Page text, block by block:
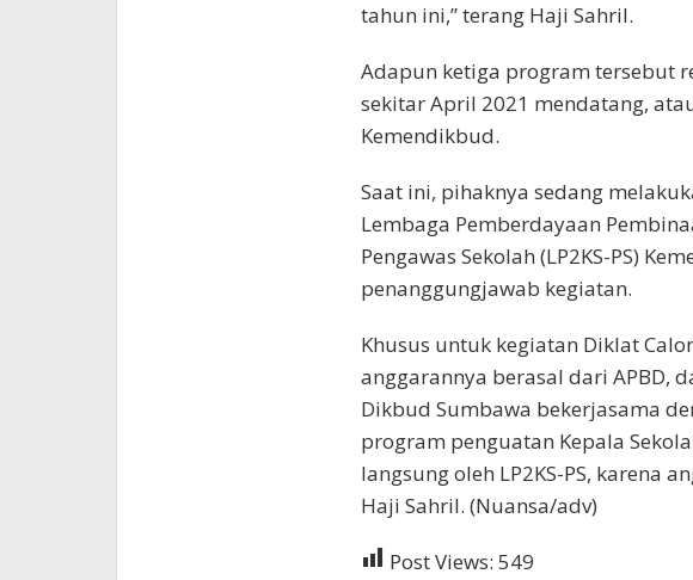
tahun ini,” terang Haji Sahril.
Adapun ketiga program tersebut
sekitar April 2021 mendatang,
Kemendikbud.
Saat ini, pihaknya sedang
Lembaga Pemberdayaan
Pengawas Sekolah (LP2KS-PS)
penanggungjawab kegiatan.
Khusus untuk kegiatan Diklat
anggarannya berasal dari APBD,
Dikbud Sumbawa bekerjasama
program penguatan Kepala
langsung oleh LP2KS-PS, karena
Haji Sahril. (Nuansa/adv)
Post Views: 549